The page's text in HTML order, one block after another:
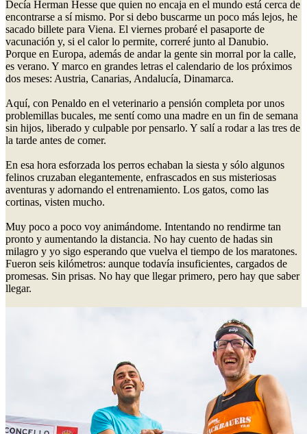
Decía Herman Hesse que quien no encaja en el mundo está cerca de
encontrarse a sí mismo. Por si debo buscarme un poco más lejos, he
sacado billete para Viena. El viernes probaré el pasaporte de
vacunación y, si el calor lo permite, correré junto al Danubio.
Porque en Europa, además de andar la gente sin morral por la calle,
es verano. Y marco en grandes letras el calendario de los próximos
dos meses: Austria, Canarias, Andalucía, Dinamarca.
Aquí, con Penaldo en el veterinario a pensión completa por unos
problemillas bucales, me sentí como una madre en un fin de semana
sin hijos, liberado y culpable por pensarlo. Y salí a rodar a las tres de
la tarde antes de comer.
En esa hora esforzada los perros echaban la siesta y sólo algunos
felinos cruzaban elegantemente, enfrascados en sus misteriosas
aventuras y adornando el entrenamiento. Los gatos, como las
cortinas, visten mucho.
Muy poco a poco voy animándome. Intentando no rendirme tan
pronto y aumentando la distancia. No hay cuento de hadas sin
milagro y yo sigo esperando que vuelva el tiempo de los maratones.
Fueron seis kilómetros: aunque todavía insuficientes, cargados de
promesas. Sin prisas. No hay que llegar primero, pero hay que saber
llegar.